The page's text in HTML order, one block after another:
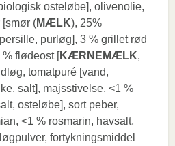
osteløbe], olivenolie,
(MÆLK), 25%
purløg], 3 % grillet rød
% flødeost [KÆRNEMÆLK,
tomatpuré [vand,
salt], majsstivelse, <1 %
osteløbe], sort peber,
<1 % rosmarin, havsalt,
fortykningsmiddel